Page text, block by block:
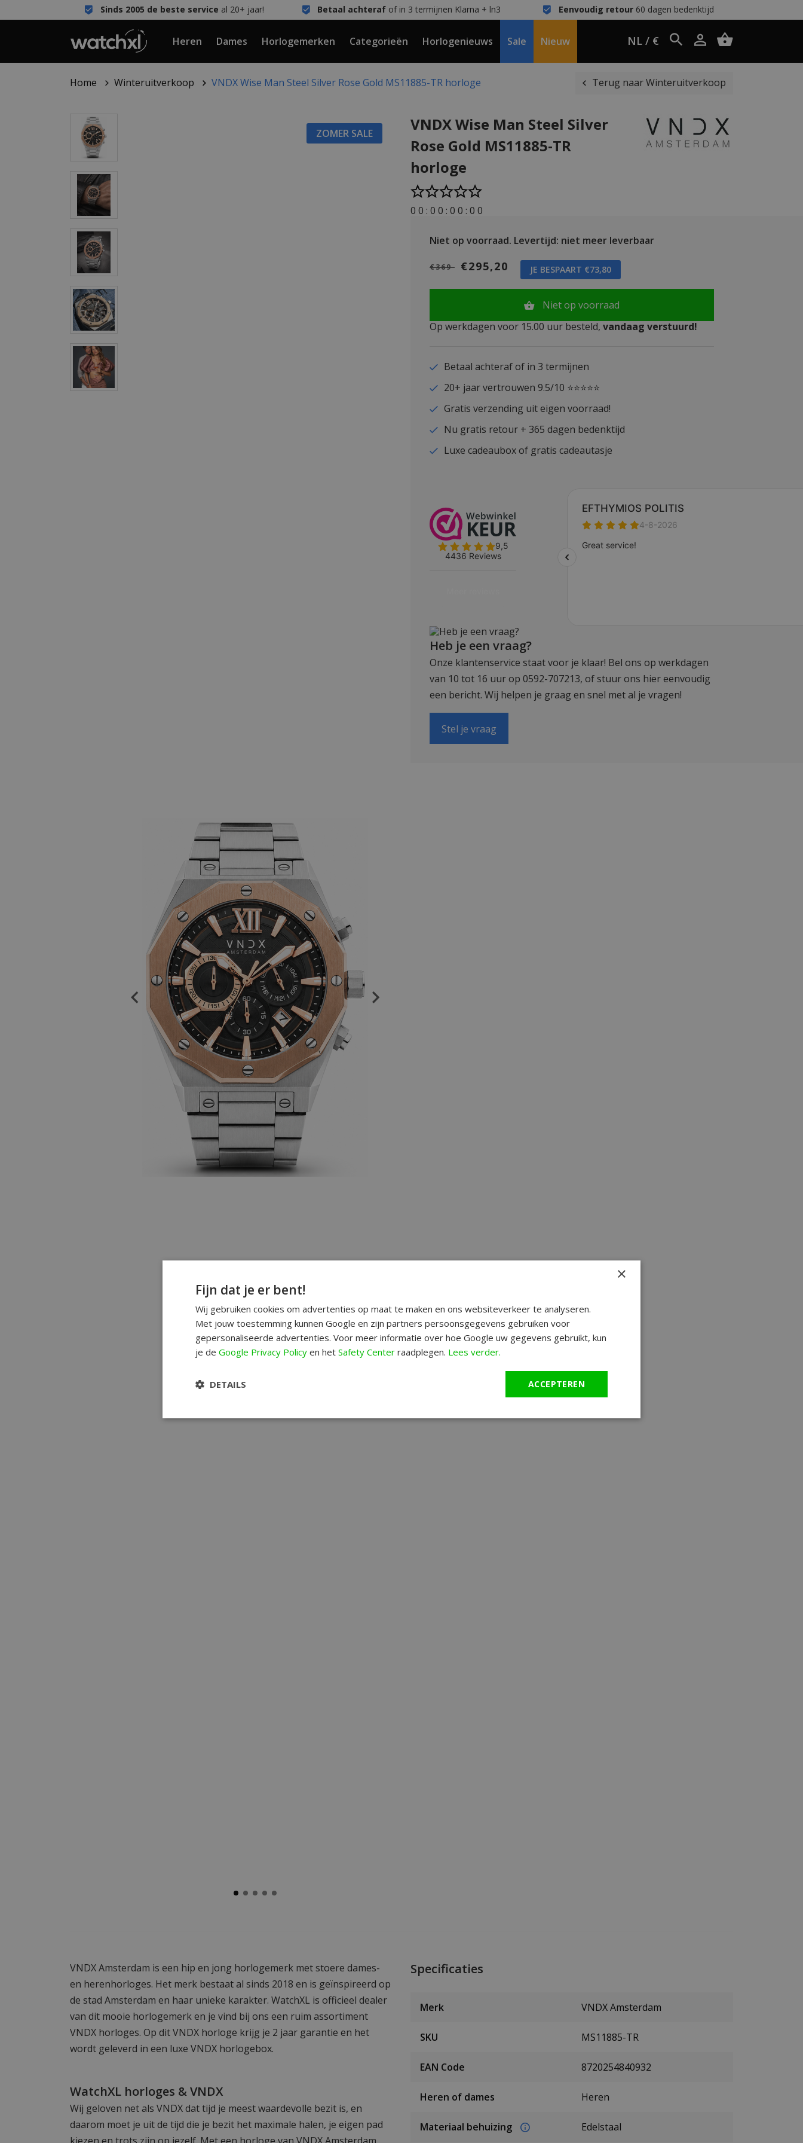
Sinds 2005 de beste service al 20+ jaar! Betaal achteraf of in 3 termijnen Klarna + ln3 Eenvoudig retour60 dagen bedenktijd
Heren Dames Horlogemerken Categorieën Horlogenieuws Sale Nieuw NL / €
Home Winteruitverkoop VNDX Wise Man Steel Silver Rose Gold MS11885-TR horloge Terug naar Winteruitverkoop
ZOMER SALE
VNDX Wise Man Steel Silver
Rose Gold MS11885-TR
horloge
0 0 : 0 0 : 0 0 : 0 0
Niet op voorraad. Levertijd: niet meer leverbaar
€369 €295,20 JE BESPAART €73,80
Niet op voorraad
Op werkdagen voor 15.00 uur besteld, vandaag verstuurd!
Betaal achteraf of in 3 termijnen
20+ jaar vertrouwen 9.5/10 ⭐⭐⭐⭐⭐
Gratis verzending uit eigen voorraad!
Nu gratis retour + 365 dagen bedenktijd
Luxe cadeaubox of gratis cadeautasje
Heb je een vraag?
Onze klantenservice staat voor je klaar! Bel ons op werkdagen
van 10 tot 16 uur op 0592-707213, of stuur ons hier eenvoudig
een bericht. Wij helpen je graag en snel met al je vragen!
Stel je vraag
VNDX Amsterdam is een hip en jong horlogemerk met stoere dames-
en herenhorloges. Het merk bestaat al sinds 2018 en is geïnspireerd op
de stad Amsterdam en haar unieke karakter. WatchXL is officieel dealer
van dit mooie horlogemerk en je vind bij ons een ruim assortiment
VNDX horloges. Op dit VNDX horloge krijg je 2 jaar garantie en het
wordt geleverd in een luxe VNDX horlogebox.
WatchXL horloges & VNDX
Wij geloven net als VNDX dat tijd je meest waardevolle bezit is, en
daarom moet je uit de tijd die je bezit het maximale halen, je eigen pad
Specificaties
Merk VNDX Amsterdam
SKU MS11885-TR
EAN Code 8720254840932
Heren of dames Heren
Materiaal behuizing Edelstaal
×
Fijn dat je er bent!
Wij gebruiken cookies om advertenties op maat te maken en ons websiteverkeer te analyseren.
Met jouw toestemming kunnen Google en zijn partners persoonsgegevens gebruiken voor
gepersonaliseerde advertenties. Voor meer informatie over hoe Google uw gegevens gebruikt, kun
je de Google Privacy Policy en het Safety Center raadplegen. Lees verder.
ACCEPTEREN
DETAILS